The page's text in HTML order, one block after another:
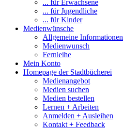
... für Erwachsene
... für Jugendliche
... für Kinder
Medienwünsche
Allgemeine Informationen
Medienwunsch
Fernleihe
Mein Konto
Homepage der Stadtbücherei
Medienangebot
Medien suchen
Medien bestellen
Lernen + Arbeiten
Anmelden + Ausleihen
Kontakt + Feedback